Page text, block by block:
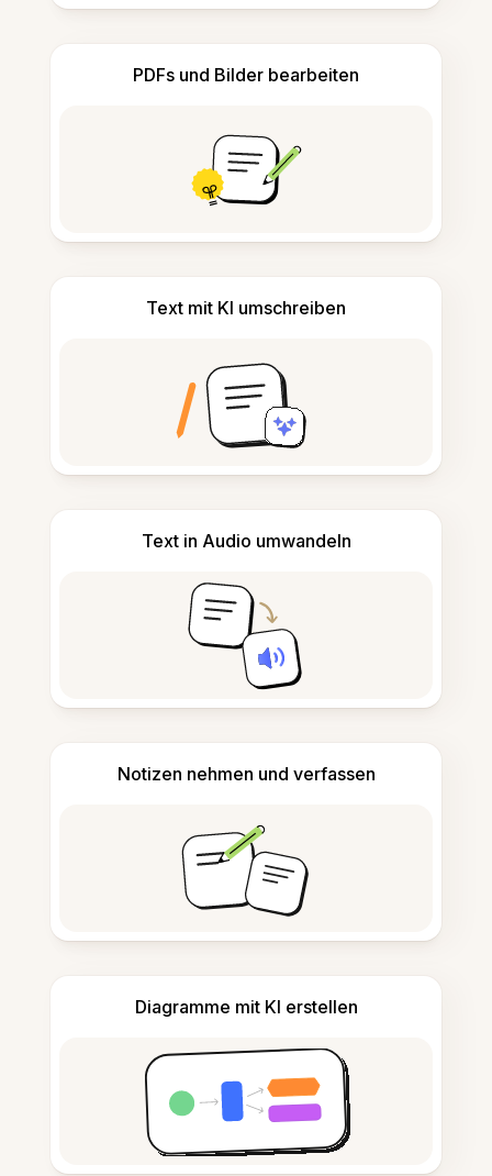
PDFs und Bilder bearbeiten
Text mit KI umschreiben
Text in Audio umwandeln
Notizen nehmen und verfassen
Diagramme mit KI erstellen